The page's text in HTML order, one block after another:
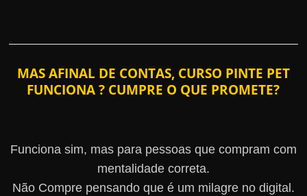
MAS AFINAL DE CONTAS, CURSO PINTE PET
FUNCIONA ? CUMPRE O QUE PROMETE?
Funciona sim, mas para pessoas que compram com
mentalidade correta.
Não Compre pensando que é um milagre no digital.